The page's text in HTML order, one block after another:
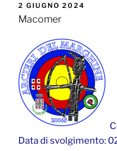
PUBBLICATO
IL
2 GIUGNO 2024
Macomer
Data di svolgimento: